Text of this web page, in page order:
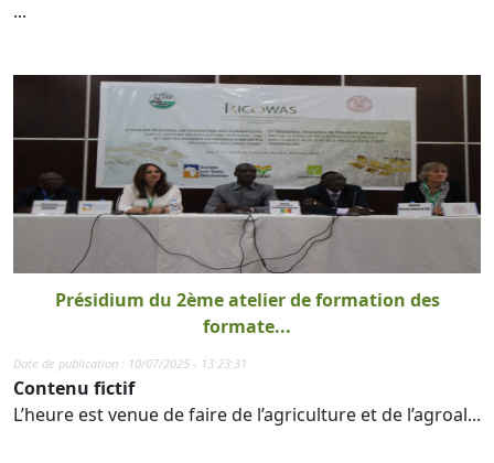
...
Présidium du 2ème atelier de formation des
formate...
Date de publication : 10/07/2025 - 13:23:31
Contenu fictif
L’heure est venue de faire de l’agriculture et de l’agroal...